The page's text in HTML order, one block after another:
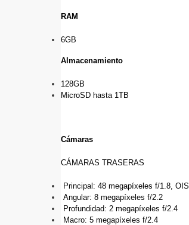
RAM
6GB
Almacenamiento
128GB
MicroSD hasta 1TB
Cámaras
CÁMARAS TRASERAS
Principal: 48 megapíxeles f/1.8, OIS
Angular: 8 megapíxeles f/2.2
Profundidad: 2 megapíxeles f/2.4
Macro: 5 megapíxeles f/2.4